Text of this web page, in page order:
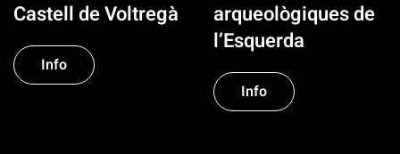
Castell de Voltregà
Info
arqueològiques de
l’Esquerda
Info